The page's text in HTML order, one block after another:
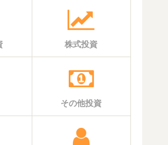
株式投資
その他投資